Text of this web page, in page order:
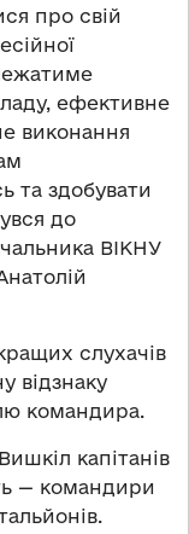
про свій
ефективне
виконання
та здобувати
до
ВІКНУ
слухачів
відзнаку
командира.
капітанів
— командири